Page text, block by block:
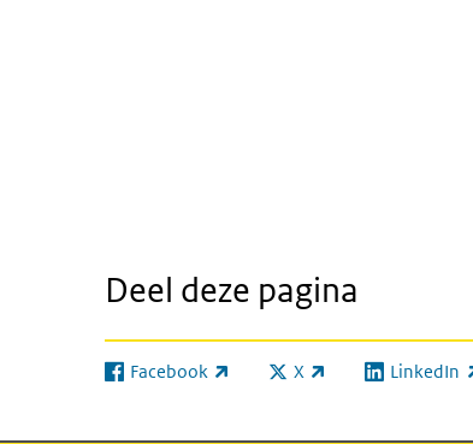
Deel deze pagina
Facebook
(externe link) X
(externe link) LinkedIn
(externe link)